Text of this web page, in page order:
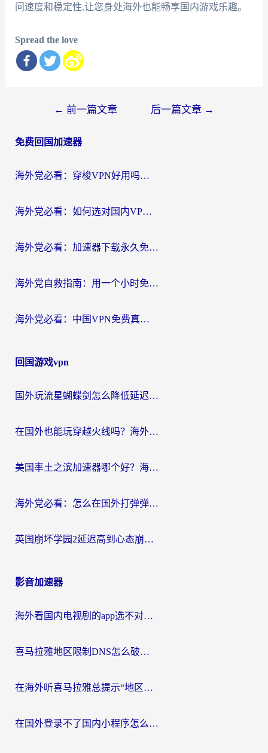
问速度和稳定性,让您身处海外也能畅享国内游戏乐趣。
Spread the love
导
← 前一篇文章 后一篇文章 →
免费回国加速器
海外党必看：穿梭VPN好用吗？和云帆VPN对比哪个回国效果更好？附真实测评+避坑指南
海外党必看：如何选对国内VPN，实现无缝访问国内资源？
海外党必看：加速器下载永久免费版真的存在吗？教你无缝访问国内资源的正确姿势
海外党自救指南：用一个小时免费加速器，轻松打破国内资源访问壁垒？
海外党必看：中国VPN免费真的靠谱吗？手把手教你选对回国加速器
回国游戏vpn
国外玩流星蝴蝶剑怎么降低延迟？海外党必看的加速秘籍（含欧洲鸣潮&彩虹岛优化攻略）
在国外也能玩穿越火线吗？海外玩家国服游戏畅玩终极指南
美国率土之滨加速器哪个好？海外党国服游戏畅玩终极指南（附多游戏解决方案）
海外党必看：怎么在国外打弹弹堂不卡？番茄加速器亲测指南
英国崩坏学园2延迟高到心态崩？海外党国服游戏加速终极指南
影音加速器
海外看国内电视剧的app选不对？这份回国加速器避坑指南帮你流畅追剧
喜马拉雅地区限制DNS怎么破？海外党听国内音乐听书的终极解决方案
在海外听喜马拉雅总提示“地区限制”？3步轻松解除+听国内音乐全攻略
在国外登录不了国内小程序怎么办？选对回国加速器，轻松解锁国内资源